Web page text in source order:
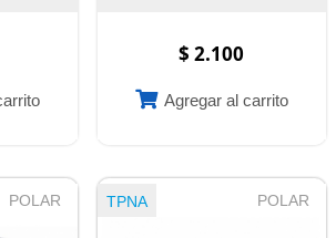
$ 2.100
Agregar al carrito
POLAR TPNA POLAR